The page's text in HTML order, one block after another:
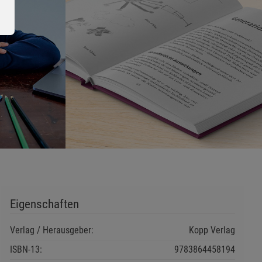
Eigenschaften
Verlag / Herausgeber:
Kopp Verlag
ISBN-13:
9783864458194